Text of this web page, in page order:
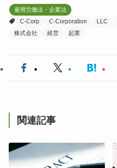
雇用労働法・企業法
C-Corp
C-Corporation LLC
株式会社
経営 起業
関連記事